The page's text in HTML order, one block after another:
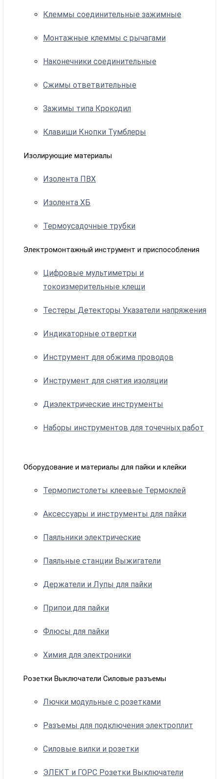
Клеммы соединительные зажимные
Монтажные клеммы с рычагами
Наконечники соединительные
Сжимы ответвительные
Зажимы типа Крокодил
Клавиши Кнопки Тумблеры
Изолирующие материалы
Изолента ПВХ
Изолента ХБ
Термоусадочные трубки
Электромонтажный инструмент и приспособления
Цифровые мультиметры и
токоизмерительные клещи
Тестеры Детекторы Указатели напряжения
Индикаторные отвертки
Инструмент для обжима проводов
Инструмент для снятия изоляции
Диэлектрические инструменты
Наборы инструментов для точечных работ
Оборудование и материалы для пайки и клейки
Термопистолеты клеевые Термоклей
Аксессуары и инструменты для пайки
Паяльники электрические
Паяльные станции Выжигатели
Держатели и Лупы для пайки
Припои для пайки
Флюсы для пайки
Химия для электроники
Розетки Выключатели Силовые разъемы
Лючки модульные с розетками
Разъемы для подключения электроплит
Силовые вилки и розетки
ЭЛЕКТ и ГОРС Розетки Выключатели